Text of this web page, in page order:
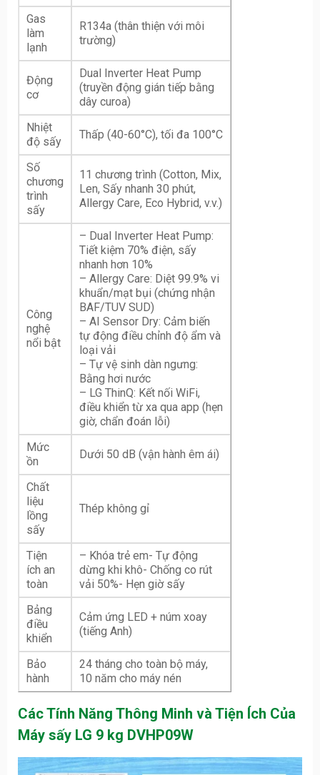
Gas
làm
lạnh
R134a (thân thiện với môi
trường)
Động
cơ
Dual Inverter Heat Pump
(truyền động gián tiếp bằng
dây curoa)
Nhiệt
độ sấy
Thấp (40-60°C), tối đa 100°C
Số
chương
trình
sấy
11 chương trình (Cotton, Mix,
Len, Sấy nhanh 30 phút,
Allergy Care, Eco Hybrid, v.v.)
Công
nghệ
nổi bật
– Dual Inverter Heat Pump:
Tiết kiệm 70% điện, sấy
nhanh hơn 10%
– Allergy Care: Diệt 99.9% vi
khuẩn/mạt bụi (chứng nhận
BAF/TUV SUD)
– AI Sensor Dry: Cảm biến
tự động điều chỉnh độ ẩm và
loại vải
– Tự vệ sinh dàn ngưng:
Bằng hơi nước
– LG ThinQ: Kết nối WiFi,
điều khiển từ xa qua app (hẹn
giờ, chẩn đoán lỗi)
Mức
ồn
Dưới 50 dB (vận hành êm ái)
Chất
liệu
lồng
sấy
Thép không gỉ
Tiện
ích an
toàn
– Khóa trẻ em- Tự động
dừng khi khô- Chống co rút
vải 50%- Hẹn giờ sấy
Bảng
điều
khiển
Cảm ứng LED + núm xoay
(tiếng Anh)
Bảo
hành
24 tháng cho toàn bộ máy,
10 năm cho máy nén
Các Tính Năng Thông Minh và Tiện Ích Của
Máy sấy LG 9 kg DVHP09W